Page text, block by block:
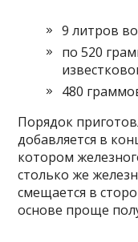
9 литров
по 520
480
Порядок
добавляется в
котором
столько же
смещается в
основе проще